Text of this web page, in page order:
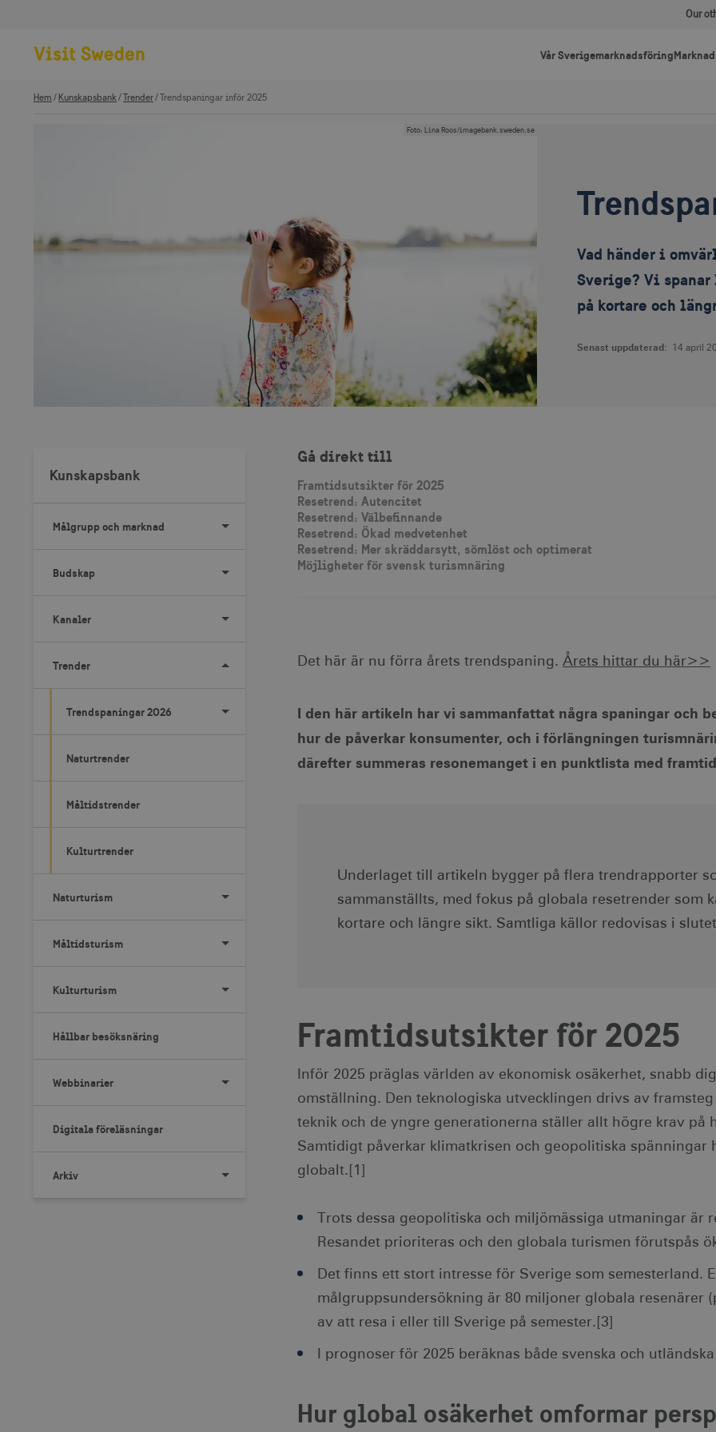
Our
Vår Sverigemarknadsföring
Hem Kunskapsbank Trender Trendspaningar inför 2025
Foto: Lina Roos/imagebank.sweden.se
Vad händer i
Sverige? Vi
på kortare och
Senast uppdaterad: 14 april
Kunskapsbank
Målgrupp och marknad
Budskap
Kanaler
Trender
Trendspaningar 2026
Naturtrender
Måltidstrender
Kulturtrender
Naturturism
Måltidsturism
Kulturturism
Hållbar besöksnäring
Webbinarier
Digitala föreläsningar
Arkiv
Gå direkt till
Framtidsutsikter för 2025
Resetrend: Autencitet
Resetrend: Välbefinnande
Resetrend: Ökad medvetenhet
Resetrend: Mer skräddarsytt, sömlöst och optimerat
Möjligheter för svensk turismnäring
Det här är nu förra årets trendspaning. Årets hittar du här>>
I den här artikeln har vi sammanfattat några spaningar och
hur de påverkar konsumenter, och i förlängningen
därefter summeras resonemanget i en punktlista med
Underlaget till artikeln bygger på flera trendrapporter
sammanställts, med fokus på globala resetrender som
kortare och längre sikt. Samtliga källor redovisas i
Framtidsutsikter för 2025
Inför 2025 präglas världen av ekonomisk osäkerhet, snabb
omställning. Den teknologiska utvecklingen drivs av
teknik och de yngre generationerna ställer allt högre krav på
Samtidigt påverkar klimatkrisen och geopolitiska spänningar
globalt.[1]
Trots dessa geopolitiska och miljömässiga utmaningar är
Resandet prioriteras och den globala turismen förutspås
Det finns ett stort intresse för Sverige som semesterland.
målgruppsundersökning är 80 miljoner globala resenärer
av att resa i eller till Sverige på semester.[3]
I prognoser för 2025 beräknas både svenska och
Hur global osäkerhet omformar